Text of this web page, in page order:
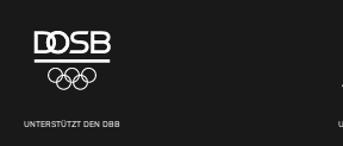
UNTERSTÜTZT DEN DBB